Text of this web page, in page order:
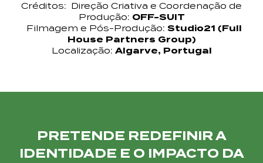
Créditos: Direção Criativa e Coordenação de
Produção: OFF-SUIT
Filmagem e Pós-Produção: Studio21 (Full
House Partners Group)
Localização: Algarve, Portugal
PRETENDE REDEFINIR A
IDENTIDADE E O IMPACTO DA